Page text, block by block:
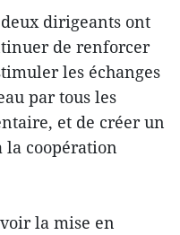
dirigeants ont
de renforcer
les échanges
par tous les
et de créer un
coopération
la mise en